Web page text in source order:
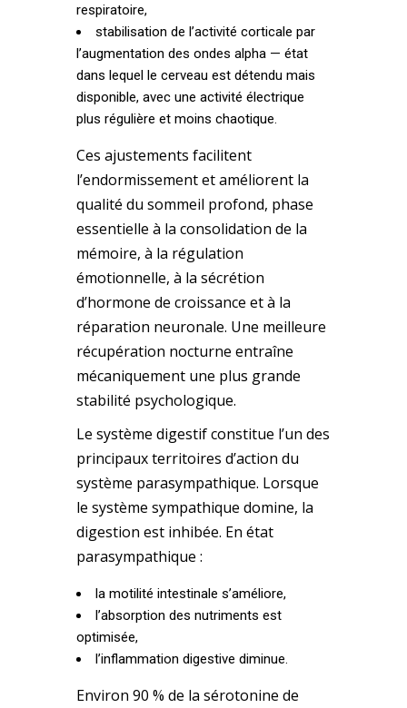
respiratoire,
stabilisation de l’activité corticale par
l’augmentation des ondes alpha — état
dans lequel le cerveau est détendu mais
disponible, avec une activité électrique
plus régulière et moins chaotique.
Ces ajustements facilitent
l’endormissement et améliorent la
qualité du sommeil profond, phase
essentielle à la consolidation de la
mémoire, à la régulation
émotionnelle, à la sécrétion
d’hormone de croissance et à la
réparation neuronale. Une meilleure
récupération nocturne entraîne
mécaniquement une plus grande
stabilité psychologique.
Le système digestif constitue l’un des
principaux territoires d’action du
système parasympathique. Lorsque
le système sympathique domine, la
digestion est inhibée. En état
parasympathique :
la motilité intestinale s’améliore,
l’absorption des nutriments est
optimisée,
l’inflammation digestive diminue.
Environ 90 % de la sérotonine de